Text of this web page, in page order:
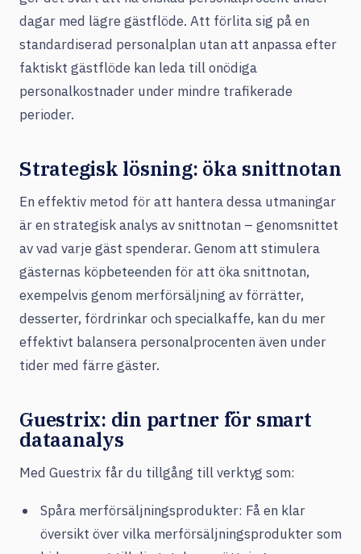
dagar med lägre gästflöde. Att förlita sig på en
standardiserad personalplan utan att anpassa efter
faktiskt gästflöde kan leda till onödiga
personalkostnader under mindre trafikerade
perioder.
Strategisk lösning: öka snittnotan
En effektiv metod för att hantera dessa utmaningar
är en strategisk analys av snittnotan – genomsnittet
av vad varje gäst spenderar. Genom att stimulera
gästernas köpbeteenden för att öka snittnotan,
exempelvis genom merförsäljning av förrätter,
desserter, fördrinkar och specialkaffe, kan du mer
effektivt balansera personalprocenten även under
tider med färre gäster.
Guestrix: din partner för smart
dataanalys
Med Guestrix får du tillgång till verktyg som:
Spåra merförsäljningsprodukter: Få en klar
översikt över vilka merförsäljningsprodukter som